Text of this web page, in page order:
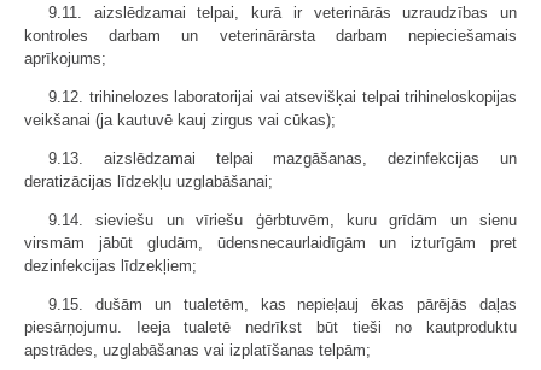
9.11. aizslēdzamai telpai, kurā ir veterinārās uzraudzības un
kontroles darbam un veterinārārsta darbam nepieciešamais
aprīkojums;
9.12. trihinelozes laboratorijai vai atsevišķai telpai trihineloskopijas
veikšanai (ja kautuvē kauj zirgus vai cūkas);
9.13. aizslēdzamai telpai mazgāšanas, dezinfekcijas un
deratizācijas līdzekļu uzglabāšanai;
9.14. sieviešu un vīriešu ģērbtuvēm, kuru grīdām un sienu
virsmām jābūt gludām, ūdensnecaurlaidīgām un izturīgām pret
dezinfekcijas līdzekļiem;
9.15. dušām un tualetēm, kas nepieļauj ēkas pārējās daļas
piesārņojumu. Ieeja tualetē nedrīkst būt tieši no kautproduktu
apstrādes, uzglabāšanas vai izplatīšanas telpām;